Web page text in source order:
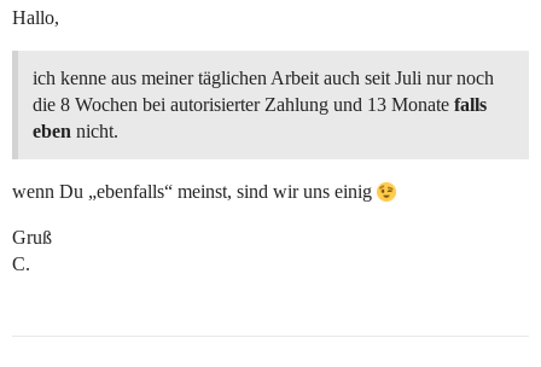
Hallo,
ich kenne aus meiner täglichen Arbeit auch seit Juli nur noch
die 8 Wochen bei autorisierter Zahlung und 13 Monate falls
eben nicht.
wenn Du „ebenfalls“ meinst, sind wir uns einig
Gruß
C.